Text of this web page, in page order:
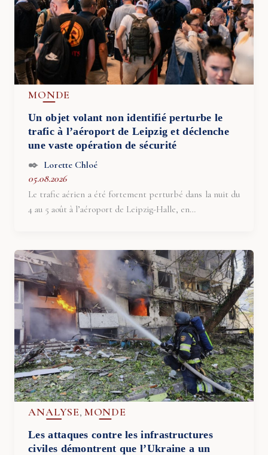
MONDE
Un objet volant non identifié perturbe le
trafic à l’aéroport de Leipzig et déclenche
une vaste opération de sécurité
Lorette Chloé
05.08.2026
Le trafic aérien a été fortement perturbé dans la nuit du
4 au 5 août à l’aéroport de Leipzig-Halle, en…
ANALYSE, MONDE
Les attaques contre les infrastructures
civiles démontrent que l’Ukraine a un